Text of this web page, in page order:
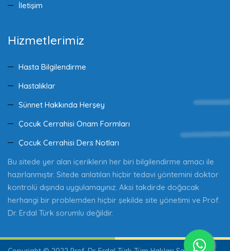
İletişim
Hizmetlerimiz
Hasta Bilgilendirme
Hastalıklar
Sünnet Hakkında Herşey
Çocuk Cerrahisi Onam Formları
Çocuk Cerrahisi Ders Notları
Bu sitede yer alan içeriklerin her biri bilgilendirme amacı ile
hazırlanmıştır. Sitede anlatılan hiçbir tedavi yöntemini doktor
kontrolü dışında uygulamayınız. Aksi takdirde doğacak
herhangi bir problemden hiçbir şekilde site yönetimi ve Prof.
Dr. Erdal Türk sorumlu değildir.